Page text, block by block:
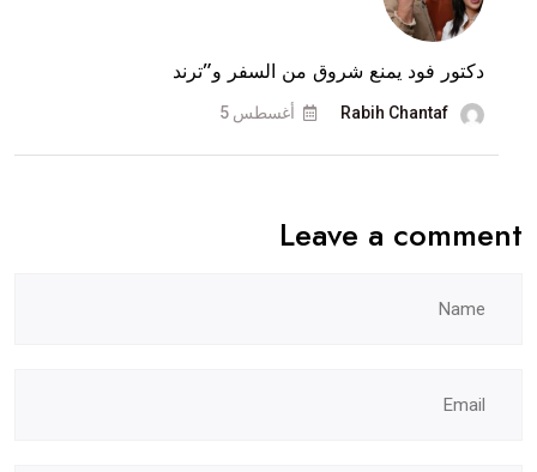
دكتور فود يمنع شروق من السفر و”ترند
Rabih Chantaf أغسطس 5
Leave a comment